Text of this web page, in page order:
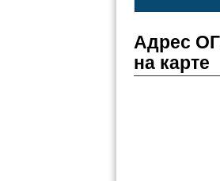
Адрес
на карте